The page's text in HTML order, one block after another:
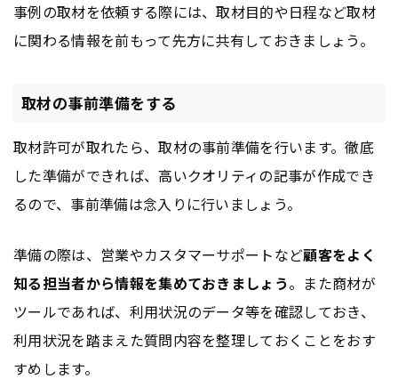
事例の取材を依頼する際には、取材目的や日程など取材
に関わる情報を前もって先方に共有しておきましょう。
取材の事前準備をする
取材許可が取れたら、取材の事前準備を行います。徹底
した準備ができれば、高いクオリティの記事が作成でき
るので、事前準備は念入りに行いましょう。
準備の際は、営業やカスタマーサポートなど顧客をよく
知る担当者から情報を集めておきましょう。また商材が
ツールであれば、利用状況のデータ等を確認しておき、
利用状況を踏まえた質問内容を整理しておくことをおす
すめします。